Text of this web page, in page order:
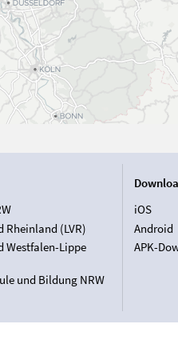
Rheinland (LVR)
Westfalen-Lippe
und Bildung NRW
iOS
Android
APK-